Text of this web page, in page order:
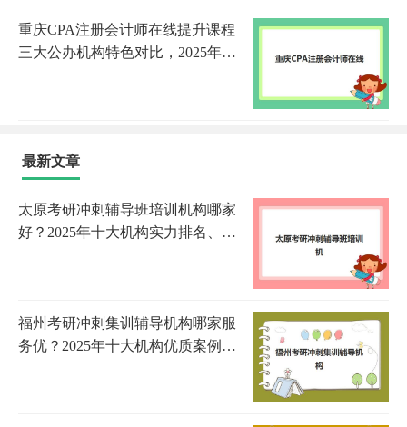
重庆CPA注册会计师在线提升课程
三大公办机构特色对比，2025年深
最新文章
太原考研冲刺辅导班培训机构哪家
好？2025年十大机构实力排名、课
福州考研冲刺集训辅导机构哪家服
务优？2025年十大机构优质案例详